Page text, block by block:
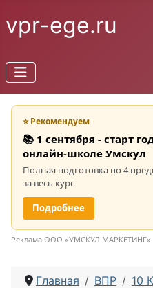
vpr-ege.ru
⭐ Рекомендуем
📚 1 сентября - старт
онлайн-школе Умскул
Полная подготовка по 4
за весь курс
Подробнее
Реклама ООО «УМСКУЛ МАРКЕТИНГ»
Главная ВПР 10